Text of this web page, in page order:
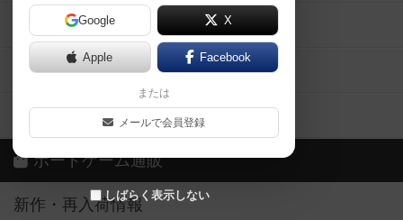
Google X
Apple Facebook
または
メールで会員登録
しばらく表示しない
ボドとも・会員一覧
ボードゲーム業界コラム
ボドゲーマご利用案内
ボードゲーム通販
新作・再入荷情報